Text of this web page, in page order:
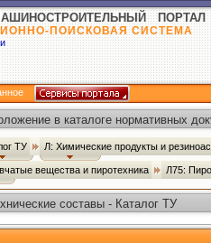
ПОРТАЛ
ПОИСКОВАЯ СИСТЕМА
в каталоге нормативных
ТУ Л: Химические продукты и
вещества и пиротехника Л75:
составы - Каталог ТУ